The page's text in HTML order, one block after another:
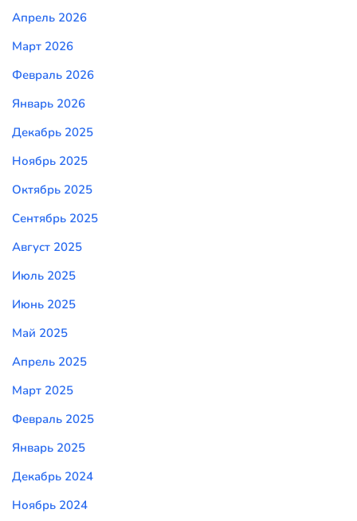
Апрель 2026
Март 2026
Февраль 2026
Январь 2026
Декабрь 2025
Ноябрь 2025
Октябрь 2025
Сентябрь 2025
Август 2025
Июль 2025
Июнь 2025
Май 2025
Апрель 2025
Март 2025
Февраль 2025
Январь 2025
Декабрь 2024
Ноябрь 2024